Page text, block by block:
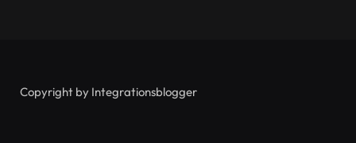
Copyright by Integrationsblogger